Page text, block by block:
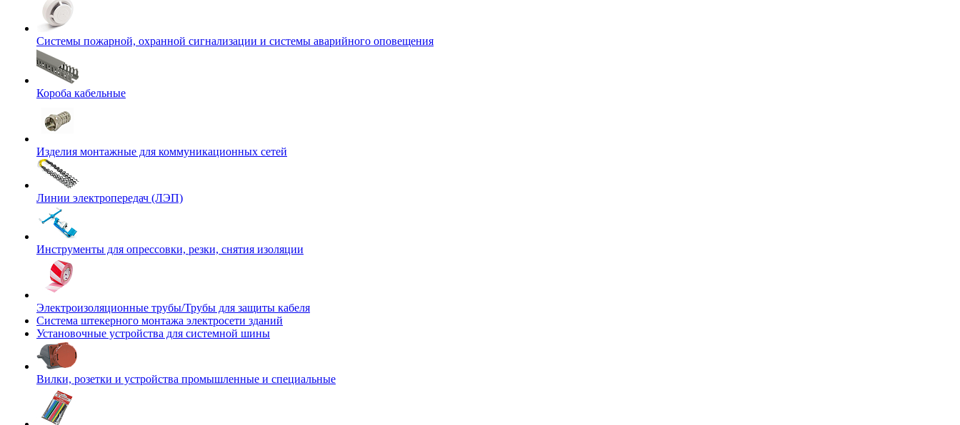
Системы пожарной, охранной сигнализации и системы аварийного оповещения
Короба кабельные
Изделия монтажные для коммуникационных сетей
Линии электропередач (ЛЭП)
Инструменты для опрессовки, резки, снятия изоляции
Электроизоляционные трубы/Трубы для защиты кабеля
Система штекерного монтажа электросети зданий
Установочные устройства для системной шины
Вилки, розетки и устройства промышленные и специальные